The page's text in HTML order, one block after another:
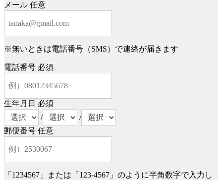
メール 任意
※無いときは電話番号（SMS）で連絡が届きます
電話番号 必須
生年月日 必須
/
/
郵便番号 任意
「1234567」または「123-4567」のように半角数字で入力し